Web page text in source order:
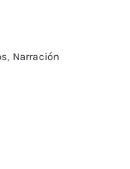
, Narración